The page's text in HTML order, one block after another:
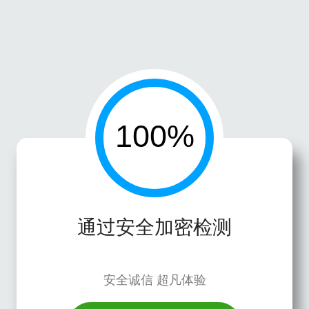
通过安全加密检测
安全诚信 超凡体验